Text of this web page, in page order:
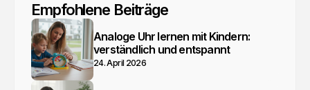
Empfohlene Beiträge
Analoge Uhr lernen mit Kindern:
verständlich und entspannt
24. April 2026